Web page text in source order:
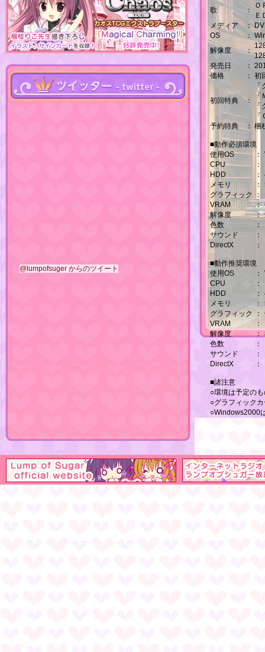
@lumpofsuger からのツイート
歌
：
Ｏ
Ｅ
メディア
：
OS
：
解像度
：
発売日
：
価格
： 初
初回特典 ：
「
「
予約特典
： 梱
■動作必須環境
使用OS
：
CPU
：
HDD
：
メモリ
：
グラフィック
：
VRAM
：
解像度
：
色数
：
サウンド
：
DirectX
：
■動作推奨環境
使用OS
：
CPU
：
HDD
：
メモリ
：
グラフィック ：
VRAM
：
解像度
：
色数
：
サウンド
：
DirectX
：
■諸注意
○環境は予定の
○グラフィック
○Windows2000